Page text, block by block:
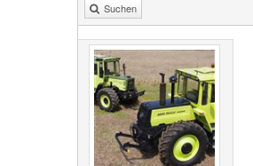
Suchen